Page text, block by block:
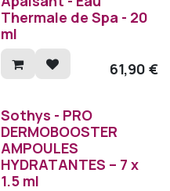
Thermale de Spa - 20
ml
61,90 €
Sothys - PRO
DERMOBOOSTER
AMPOULES
HYDRATANTES – 7 x
1.5 ml